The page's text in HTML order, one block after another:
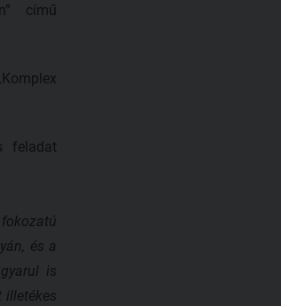
című
feladat
és a
is
illetékes